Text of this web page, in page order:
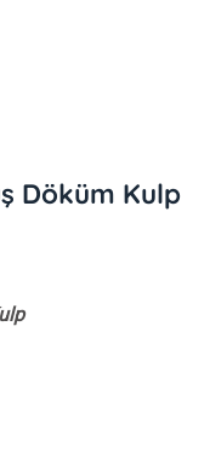
Döküm Kulp